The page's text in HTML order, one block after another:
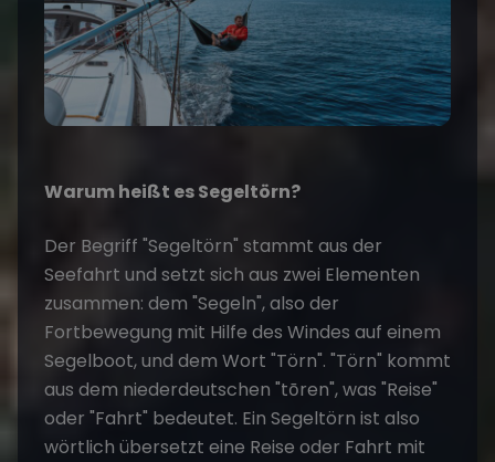
Warum heißt es Segeltörn?
Der Begriff "Segeltörn" stammt aus der
Seefahrt und setzt sich aus zwei Elementen
zusammen: dem "Segeln", also der
Fortbewegung mit Hilfe des Windes auf einem
Segelboot, und dem Wort "Törn". "Törn" kommt
aus dem niederdeutschen "tōren", was "Reise"
oder "Fahrt" bedeutet. Ein Segeltörn ist also
wörtlich übersetzt eine Reise oder Fahrt mit